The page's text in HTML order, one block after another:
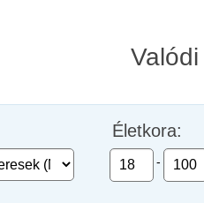
Életkora:
-